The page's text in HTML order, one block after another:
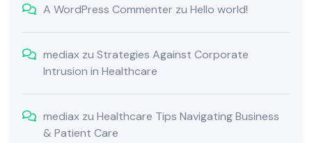
A WordPress Commenter zu Hello world!
mediax zu Strategies Against Corporate
Intrusion in Healthcare
mediax zu Healthcare Tips Navigating Business
& Patient Care